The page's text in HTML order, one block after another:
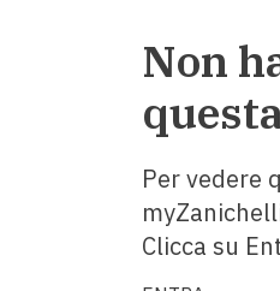
Non
Per vedere
Clicca su